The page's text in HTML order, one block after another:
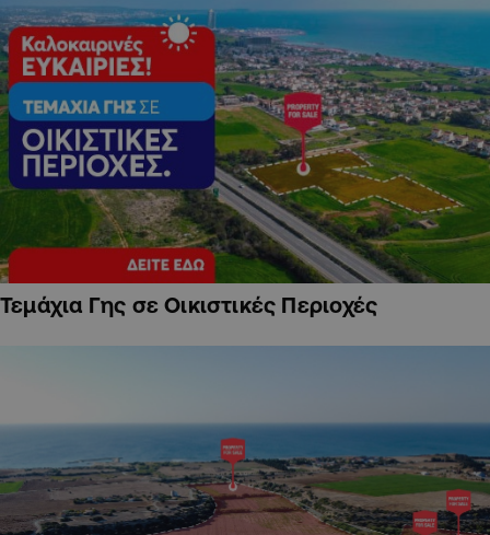
Τεμάχια Γης σε Οικιστικές Περιοχές